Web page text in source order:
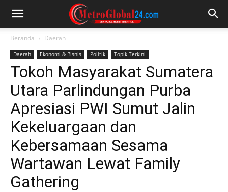
Beranda Daerah
Daerah Ekonomi & Bisnis Politik Topik Terkini
Tokoh Masyarakat Sumatera
Utara Parlindungan Purba
Apresiasi PWI Sumut Jalin
Kekeluargaan dan
Kebersamaan Sesama
Wartawan Lewat Family
Gathering